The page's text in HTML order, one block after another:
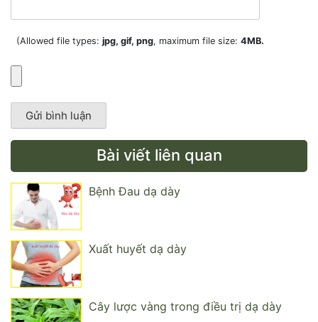
(Allowed file types: jpg, gif, png, maximum file size: 4MB.
Bài viết liên quan
Bệnh Đau dạ dày
Xuất huyết dạ dày
Cây lược vàng trong điều trị dạ dày